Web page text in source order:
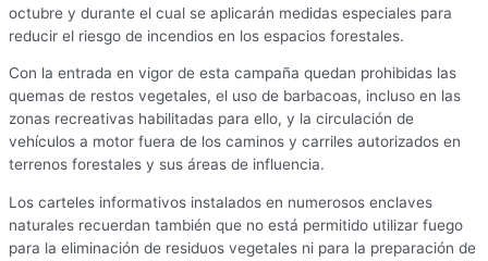
octubre y durante el cual se aplicarán medidas especiales para
reducir el riesgo de incendios en los espacios forestales.
Con la entrada en vigor de esta campaña quedan prohibidas las
quemas de restos vegetales, el uso de barbacoas, incluso en las
zonas recreativas habilitadas para ello, y la circulación de
vehículos a motor fuera de los caminos y carriles autorizados en
terrenos forestales y sus áreas de influencia.
Los carteles informativos instalados en numerosos enclaves
naturales recuerdan también que no está permitido utilizar fuego
para la eliminación de residuos vegetales ni para la preparación de